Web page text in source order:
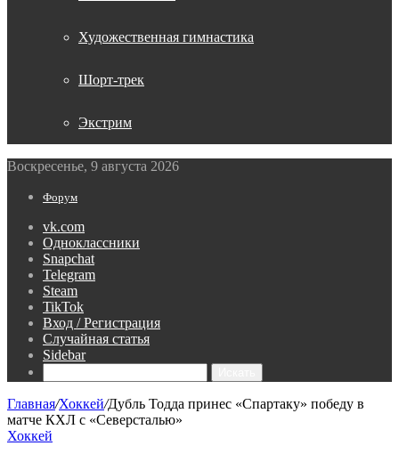
Художественная гимнастика
Шорт-трек
Экстрим
Воскресенье, 9 августа 2026
Форум
vk.com
Одноклассники
Snapchat
Telegram
Steam
TikTok
Вход / Регистрация
Случайная статья
Sidebar
Главная/Хоккей/Дубль Тодда принес «Спартаку» победу в
матче КХЛ с «Северсталью»
Хоккей